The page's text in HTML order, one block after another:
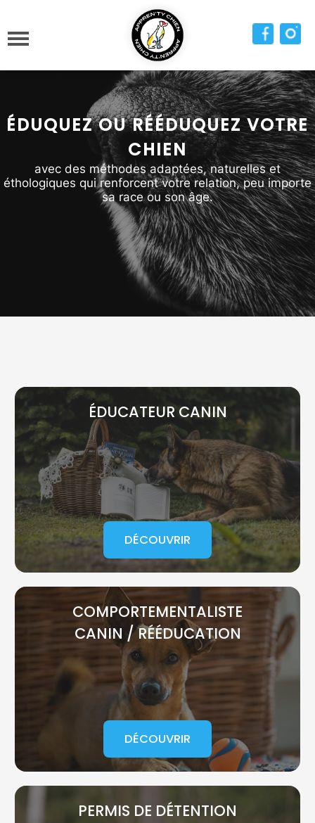
ÉDUQUEZ OU RÉÉDUQUEZ VOTRE
CHIEN
avec des méthodes adaptées, naturelles et
éthologiques qui renforcent votre relation, peu importe
sa race ou son âge.
ÉDUCATEUR CANIN
DÉCOUVRIR
COMPORTEMENTALISTE
CANIN / RÉÉDUCATION
DÉCOUVRIR
PERMIS DE DÉTENTION